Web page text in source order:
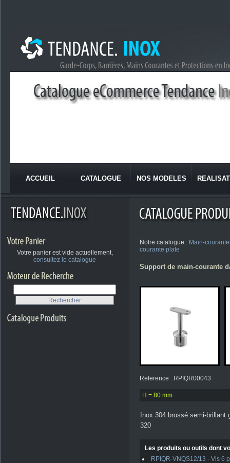
ACCUEIL CATALOGUE NOS MODELES
Votre panier est vide actuellement,
consultez le catalogue
Notre catalogue : Main-
courante plate
Support de main-courante
Reference : RPIQR00043
H = 80 mm
Inox 304 brossé semi-brillant
320
Les produits ou outils dont
RPIQR-VNQS12/13 - Vis 6